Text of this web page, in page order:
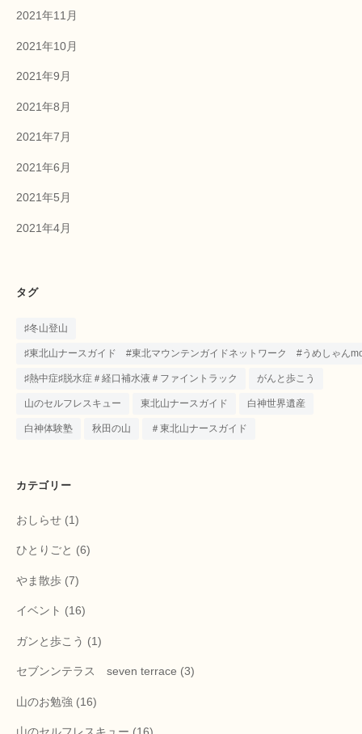
2021年11月
2021年10月
2021年9月
2021年8月
2021年7月
2021年6月
2021年5月
2021年4月
タグ
♯冬山登山
♯東北山ナースガイド #東北マウンテンガイドネットワーク #うめしゃん
♯熱中症♯脱水症＃経口補水液＃ファイントラック がんと歩こう
山のセルフレスキュー 東北山ナースガイド 白神世界遺産
白神体験塾 秋田の山 ＃東北山ナースガイド
カテゴリー
おしらせ (1)
ひとりごと (6)
やま散歩 (7)
イベント (16)
ガンと歩こう (1)
セブンンテラス seven terrace (3)
山のお勉強 (16)